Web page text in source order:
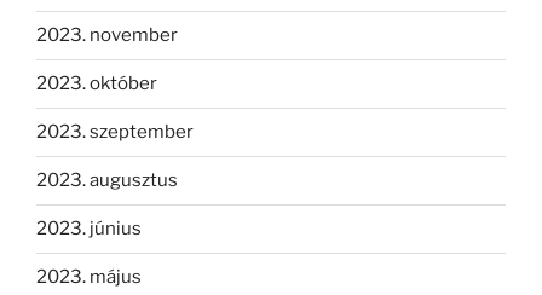
2023. november
2023. október
2023. szeptember
2023. augusztus
2023. június
2023. május